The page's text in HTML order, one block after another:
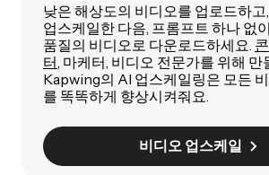
낮은 해상도의 비디오를 업로드하고
업스케일한 다음, 프롬프트 하나 없
품질의 비디오로 다운로드하세요.
터 , 마케터, 비디오 전문가를 위해 만
Kapwing의 AI 업스케일링은 모든
를 똑똑하게 향상시켜줘요.
비디오 업스케일